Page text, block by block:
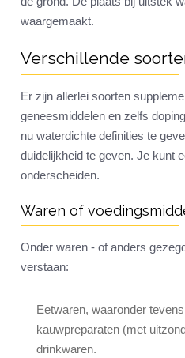
waargemaakt.
Verschillende
Er zijn allerlei soorten
geneesmiddelen en zelfs
nu waterdichte definities te
duidelijkheid te geven. Je kunt
onderscheiden.
Waren of
Onder waren - of anders
verstaan:
Eetwaren, waaronder
kauwpreparaten (met
drinkwaren.